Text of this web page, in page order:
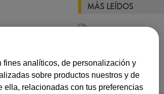
MÁS LEÍDOS
analíticos, de personalización y
sobre productos nuestros y de
ella, relacionadas con tus preferencias